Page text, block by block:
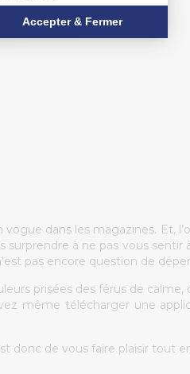
Accepter & Fermer
dans les magazines. Et,
à ne pas vous sentir
pas encore question de
prisées des férus de
même télécharger une
donc de vous faire plaisir tout